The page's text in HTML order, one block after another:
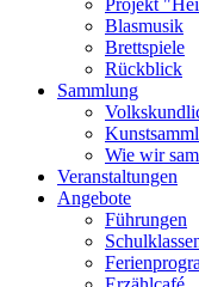
Projekt
Blasmusik
Brettspiele
Rückblick
Sammlung
Wie wir
Veranstaltungen
Angebote
Führungen